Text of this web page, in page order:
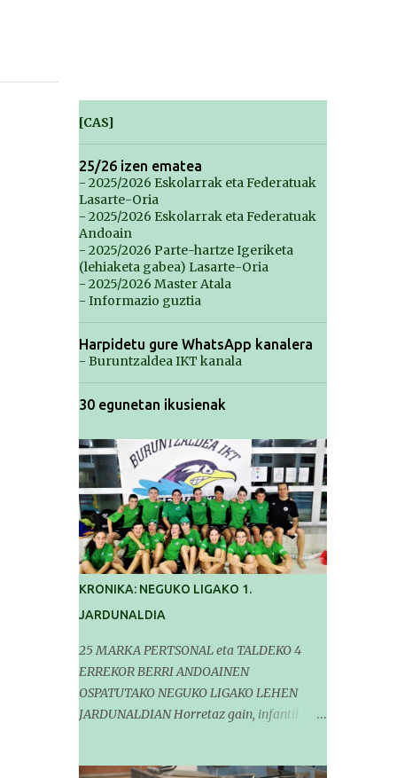
[CAS]
25/26 izen ematea
- 2025/2026 Eskolarrak eta Federatuak
Lasarte-Oria
- 2025/2026 Eskolarrak eta Federatuak
Andoain
- 2025/2026 Parte-hartze Igeriketa
(lehiaketa gabea) Lasarte-Oria
- 2025/2026 Master Atala
- Informazio guztia
Harpidetu gure WhatsApp kanalera
- Buruntzaldea IKT kanala
30 egunetan ikusienak
KRONIKA: NEGUKO LIGAKO 1.
JARDUNALDIA
25 MARKA PERTSONAL eta TALDEKO 4
ERREKOR BERRI ANDOAINEN
OSPATUTAKO NEGUKO LIGAKO LEHEN
JARDUNALDIAN Horretaz gain, infantil